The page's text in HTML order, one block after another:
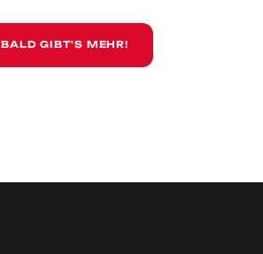
BALD GIBT'S MEHR!